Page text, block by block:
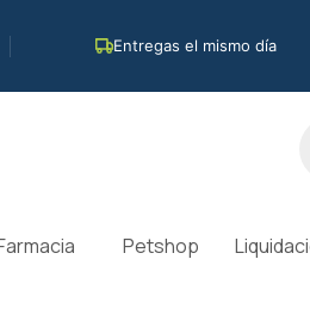
Entregas el mismo día
Petshop